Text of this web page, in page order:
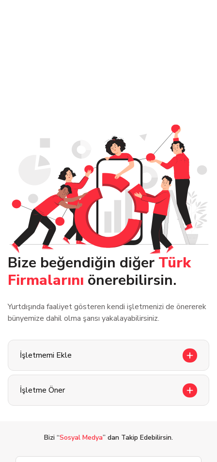
Bize beğendiğin diğer Türk
Firmalarını önerebilirsin.
Yurtdışında faaliyet gösteren kendi işletmenizi de önererek
bünyemize dahil olma şansı yakalayabilirsiniz.
İşletmemi Ekle
İşletme Öner
Bizi “Sosyal Medya” dan Takip Edebilirsin.